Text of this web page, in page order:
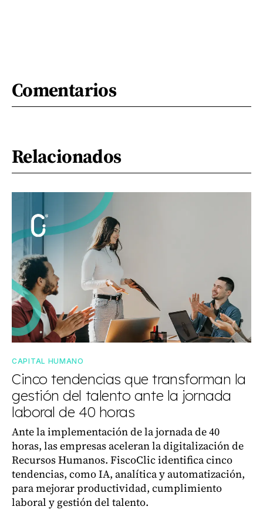
Comentarios
Relacionados
CAPITAL HUMANO
Cinco tendencias que transforman la
gestión del talento ante la jornada
laboral de 40 horas
Ante la implementación de la jornada de 40
horas, las empresas aceleran la digitalización de
Recursos Humanos. FiscoClic identifica cinco
tendencias, como IA, analítica y automatización,
para mejorar productividad, cumplimiento
laboral y gestión del talento.